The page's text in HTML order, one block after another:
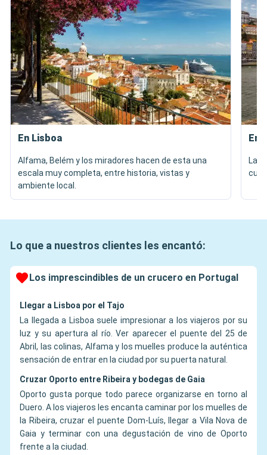
En Lisboa
Alfama, Belém y los miradores hacen de esta una
escala muy completa, entre historia, vistas y
ambiente local.
En
La
Lo que a nuestros clientes les encantó:
Los imprescindibles de un crucero en Portugal
Llegar a Lisboa por el Tajo
La llegada a Lisboa suele impresionar a los viajeros por su
luz y su apertura al río. Ver aparecer el puente del 25 de
Abril, las colinas, Alfama y los muelles produce la auténtica
sensación de entrar en la ciudad por su puerta natural.
Cruzar Oporto entre Ribeira y bodegas de Gaia
Oporto gusta porque todo parece organizarse en torno al
Duero. A los viajeros les encanta caminar por los muelles de
la Ribeira, cruzar el puente Dom-Luís, llegar a Vila Nova de
Gaia y terminar con una degustación de vino de Oporto
frente a la ciudad.